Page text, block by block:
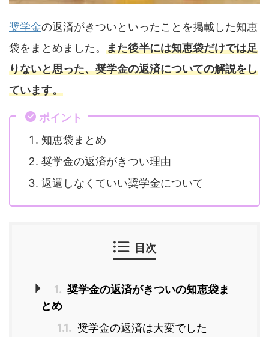
奨学金の返済がきついといったことを掲載した知恵
袋をまとめました。 また後半には知恵袋だけでは足
りないと思った、奨学金の返済についての解説をし
ています。
ポイント
知恵袋まとめ
奨学金の返済がきつい理由
返還しなくていい奨学金について
目次
1. 奨学金の返済がきついの知恵袋ま
とめ
1.1. 奨学金の返済は大変でした